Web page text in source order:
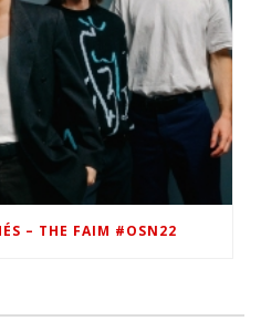
– THE FAIM #OSN22